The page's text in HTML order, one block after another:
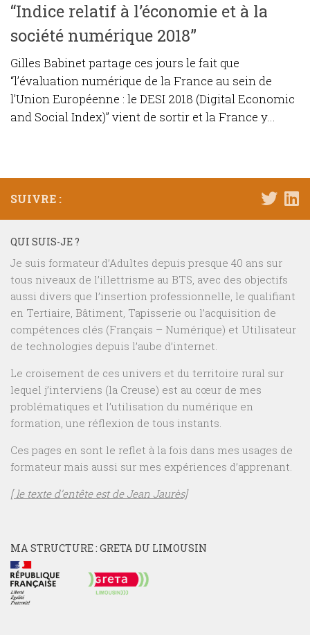
“Indice relatif à l’économie et à la
société numérique 2018”
Gilles Babinet partage ces jours le fait que
“l’évaluation numérique de la France au sein de
l’Union Européenne : le DESI 2018 (Digital Economic
and Social Index)” vient de sortir et la France y...
SUIVRE :
QUI SUIS-JE ?
Je suis formateur d’Adultes depuis presque 40 ans sur
tous niveaux de l’illettrisme au BTS, avec des objectifs
aussi divers que l’insertion professionnelle, le qualifiant
en Tertiaire, Bâtiment, Tapisserie ou l’acquisition de
compétences clés (Français – Numérique) et Utilisateur
de technologies depuis l’aube d’internet.
Le croisement de ces univers et du territoire rural sur
lequel j’interviens (la Creuse) est au cœur de mes
problématiques et l’utilisation du numérique en
formation, une réflexion de tous instants.
Ces pages en sont le reflet à la fois dans mes usages de
formateur mais aussi sur mes expériences d’apprenant.
[ le texte d’entête est de Jean Jaurès]
MA STRUCTURE : GRETA DU LIMOUSIN